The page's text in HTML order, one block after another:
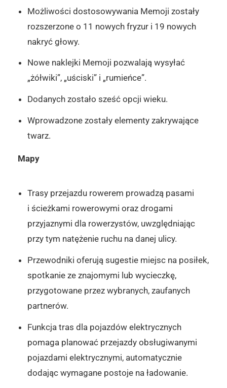
Możliwości dostosowywania Memoji zostały
rozszerzone o 11 nowych fryzur i 19 nowych
nakryć głowy.
Nowe naklejki Memoji pozwalają wysyłać
„żółwiki”, „uściski” i „rumieńce”.
Dodanych zostało sześć opcji wieku.
Wprowadzone zostały elementy zakrywające
twarz.
Mapy
Trasy przejazdu rowerem prowadzą pasami
i ścieżkami rowerowymi oraz drogami
przyjaznymi dla rowerzystów, uwzględniając
przy tym natężenie ruchu na danej ulicy.
Przewodniki oferują sugestie miejsc na posiłek,
spotkanie ze znajomymi lub wycieczkę,
przygotowane przez wybranych, zaufanych
partnerów.
Funkcja tras dla pojazdów elektrycznych
pomaga planować przejazdy obsługiwanymi
pojazdami elektrycznymi, automatycznie
dodając wymagane postoje na ładowanie.